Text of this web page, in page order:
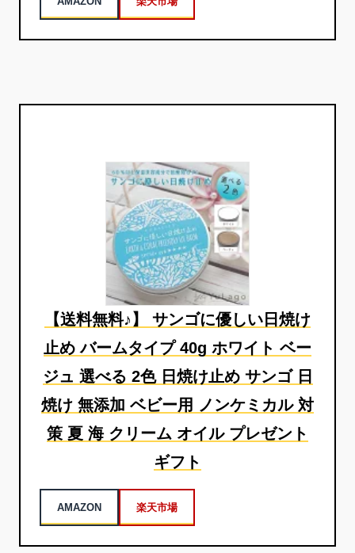
【送料無料♪】 サンゴに優しい日焼け
止め バームタイプ 40g ホワイト ベー
ジュ 選べる 2色 日焼け止め サンゴ 日
焼け 無添加 ベビー用 ノンケミカル 対
策 夏 海 クリーム オイル プレゼント
ギフト
AMAZON 楽天市場